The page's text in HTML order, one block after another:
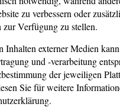
zu verbessern oder
Verfügung zu stellen.
Inhalten externer Medien
und -verarbeitung
der jeweiligen
Sie für weitere